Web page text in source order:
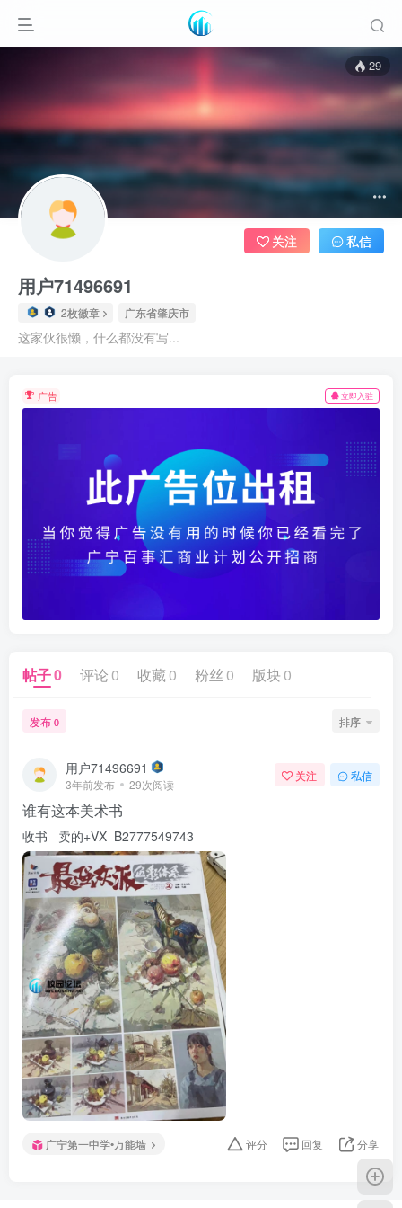
29
用户71496691
2枚徽章 广东省肇庆市
这家伙很懒，什么都没有写...
关注 私信
广告 立即入驻
帖子0 评论 0 收藏 0 粉丝 0 版块 0
发布 0 排序
用户71496691
3年前发布 29次阅读
关注 私信
谁有这本美术书
收书 卖的+VX B2777549743
广宁第一中学•万能墙 评分 回复 分享